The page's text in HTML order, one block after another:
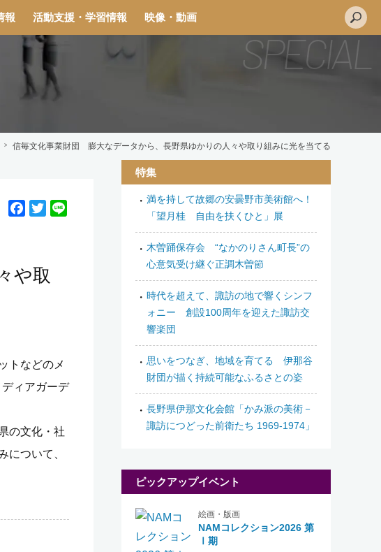
報 活動支援・学習情報 映像・動画
信毎文化事業財団 膨大なデータから、長野県ゆかりの人々や取り組みに光を当てる
F
b
T
t
や取
トなどのメ
ィアガーデ
の文化・社
について、
特集
満を持して故郷の安曇野市美術館へ！
「望月桂 自由を扶くひと」展
木曽踊保存会 “なかのりさん町長”の
心意気受け継ぐ正調木曽節
時代を超えて、諏訪の地で響くシンフ
ォニー 創設100周年を迎えた諏訪交
響楽団
思いをつなぎ、地域を育てる 伊那谷
財団が描く持続可能なふるさとの姿
長野県伊那文化会館「かみ派の美術－
諏訪につどった前衛たち 1969-1974」
ピックアップイベント
絵画・版画
NAMコレクション2026 第
Ⅰ期